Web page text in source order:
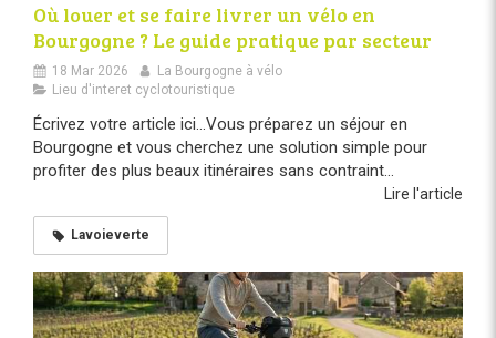
Où louer et se faire livrer un vélo en
Bourgogne ? Le guide pratique par secteur
18 Mar 2026
La Bourgogne à vélo
Lieu d'interet cyclotouristique
Écrivez votre article ici...Vous préparez un séjour en
Bourgogne et vous cherchez une solution simple pour
profiter des plus beaux itinéraires sans contraint...
Lire l'article
Lavoieverte